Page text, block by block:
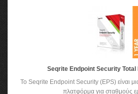
Seqrite Endpoint Security Total
Το Seqrite Endpoint Security (EPS) είναι
πλατφόρμα για σταθμούς